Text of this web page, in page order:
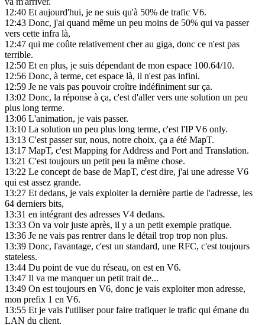
12:40 Et aujourd'hui, je ne suis qu'à 50% de trafic V6.
12:43 Donc, j'ai quand même un peu moins de 50% qui va passer
vers cette infra là,
12:47 qui me coûte relativement cher au giga, donc ce n'est pas
terrible.
12:50 Et en plus, je suis dépendant de mon espace 100.64/10.
12:56 Donc, à terme, cet espace là, il n'est pas infini.
12:59 Je ne vais pas pouvoir croître indéfiniment sur ça.
13:02 Donc, la réponse à ça, c'est d'aller vers une solution un peu
plus long terme.
13:06 L'animation, je vais passer.
13:10 La solution un peu plus long terme, c'est l'IP V6 only.
13:13 C'est passer sur, nous, notre choix, ça a été MapT.
13:17 MapT, c'est Mapping for Address and Port and Translation.
13:21 C'est toujours un petit peu la même chose.
13:22 Le concept de base de MapT, c'est dire, j'ai une adresse V6
qui est assez grande.
13:27 Et dedans, je vais exploiter la dernière partie de l'adresse, les
64 derniers bits,
13:31 en intégrant des adresses V4 dedans.
13:33 On va voir juste après, il y a un petit exemple pratique.
13:36 Je ne vais pas rentrer dans le détail trop trop non plus.
13:39 Donc, l'avantage, c'est un standard, une RFC, c'est toujours
stateless.
13:44 Du point de vue du réseau, on est en V6.
13:47 Il va me manquer un petit trait de...
13:49 On est toujours en V6, donc je vais exploiter mon adresse,
mon prefix 1 en V6.
13:55 Et je vais l'utiliser pour faire trafiquer le trafic qui émane du
LAN du client.